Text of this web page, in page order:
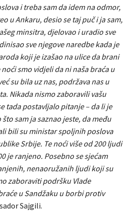
i treba sam da idem na odmor,
u Ankaru, desio se taj puč i ja sam,
minsitra, djelovao i uradio sve
sve njegove naredbe kada je
koji je izašao na ulice da brani
smo vidjeli da ni naša braća u
su bila uz nas, podržava nas u
Nikada nismo zaboravili vašu
tada postavljalo pitanje – da li je
sam ja saznao jeste, da među
bili su ministar spoljnih poslova
Srbije. Te noći više od 200 ljudi
je ranjeno. Posebno se sjećam
nenaoružanih ljudi koji su
zaboraviti podršku Vlade
u Sandžaku u borbi protiv
Sajgili.